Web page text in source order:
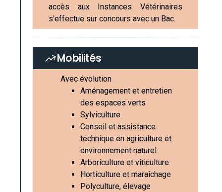
accès aux Instances Vétérinaires
s'effectue sur concours avec un Bac.
Mobilités
Avec évolution
Aménagement et entretien
des espaces verts
Sylviculture
Conseil et assistance
technique en agriculture et
environnement naturel
Arboriculture et viticulture
Horticulture et maraîchage
Polyculture, élevage